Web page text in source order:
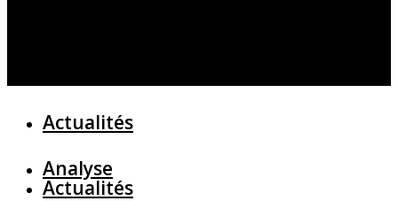
Actualités
Analyse
Actualités